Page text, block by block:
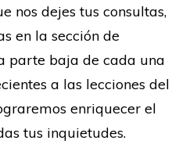
nos dejes tus consultas,
en la sección de
parte baja de cada una
a las lecciones del
enriquecer el
tus inquietudes.